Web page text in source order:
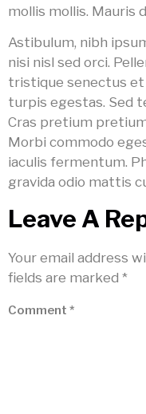
mollis mollis. Mauris
Astibulum, nibh
nisi nisl sed orci.
tristique senectus et
turpis egestas. Sed
Cras pretium
Morbi commodo
iaculis fermentum.
gravida odio mattis
Leave A
Your email address
fields are marked *
Comment *